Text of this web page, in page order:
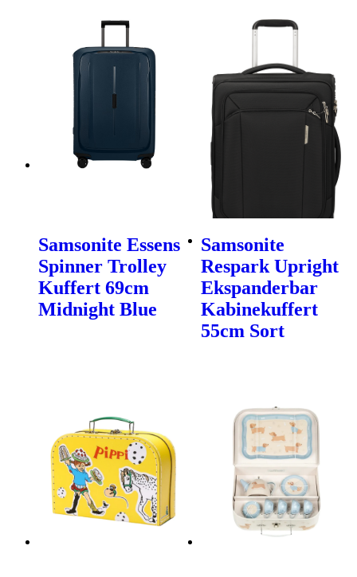
Samsonite Essens
Spinner Trolley
Kuffert 69cm
Midnight Blue
Samsonite
Respark Upright
Ekspanderbar
Kabinekuffert
55cm Sort